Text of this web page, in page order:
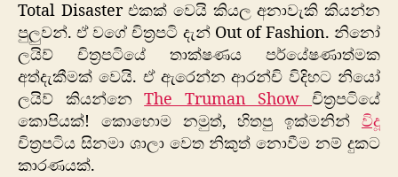
Total Disaster එකක් වෙයි කියල අනාවැකි කියන්න
පුලුවන්. ඒ වගේ චිත්‍රපටි දැන් Out of Fashion. නිනෝ
ලයිව් චිත්‍රපටියේ තාක්ෂණය පර්යේෂණාත්මක
අත්දැකීමක් වෙයි. ඒ ඇරෙන්න ආරන්චි විදිහට නියෝ
ලයිව් කියන්නෙThe Truman Showචිත්‍රපටියේ
කොපියක්! කොහොම නමුත්, හිතපු ඉක්මනින් විදූ
චිත්‍රපටිය සිනමා ශාලා වෙත නිකුත් නොවීම නම් දුකට
කාරණයක්.